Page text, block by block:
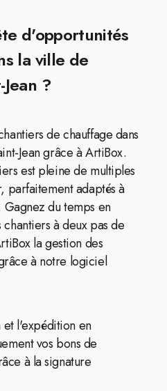
d'opportunités
la ville de
?
de chauffage dans
Jean grâce à ArtiBox.
est pleine de multiples
parfaitement adaptés à
du temps en
à deux pas de
la gestion des
à notre logiciel
l'expédition en
vos bons de
à la signature